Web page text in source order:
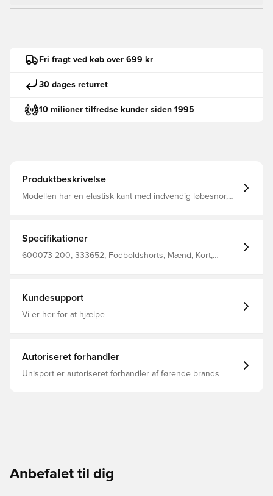
Fri fragt ved køb over 699 kr
30 dages returret
10 milioner tilfredse kunder siden 1995
Produktbeskrivelse
Modellen har en elastisk kant med indvendig løbesnor,
Specifikationer
600073-200, 333652, Fodboldshorts, Mænd, Kort,
Kundesupport
Vi er her for at hjælpe
Autoriseret forhandler
Unisport er autoriseret forhandler af førende brands
Anbefalet til dig